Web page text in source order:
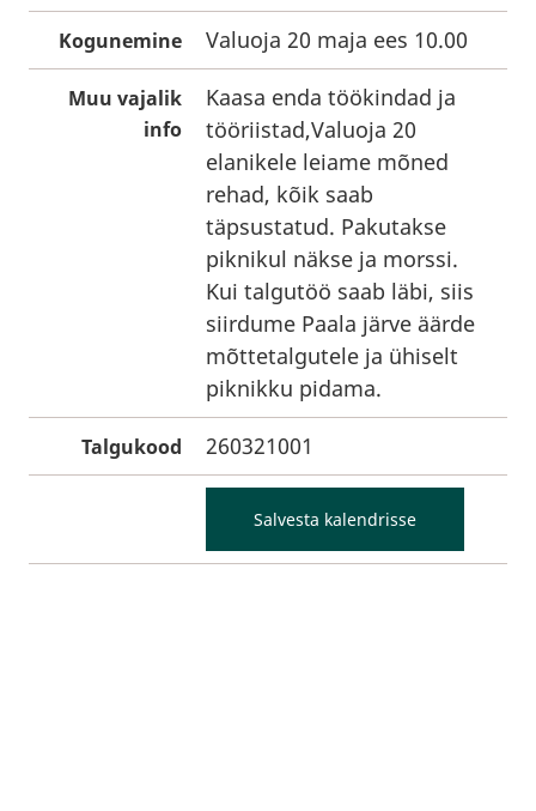
Kogunemine Valuoja 20 maja ees 10.00
Muu vajalik
info
Kaasa enda töökindad ja
tööriistad,Valuoja 20
elanikele leiame mõned
rehad, kõik saab
täpsustatud. Pakutakse
piknikul näkse ja morssi.
Kui talgutöö saab läbi, siis
siirdume Paala järve äärde
mõttetalgutele ja ühiselt
piknikku pidama.
Talgukood 260321001
Salvesta kalendrisse